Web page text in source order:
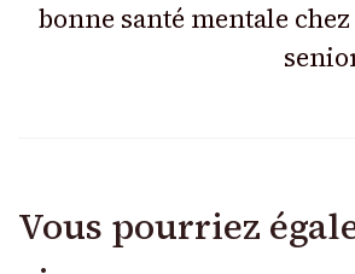
bonne santé mentale chez
Vous pourriez